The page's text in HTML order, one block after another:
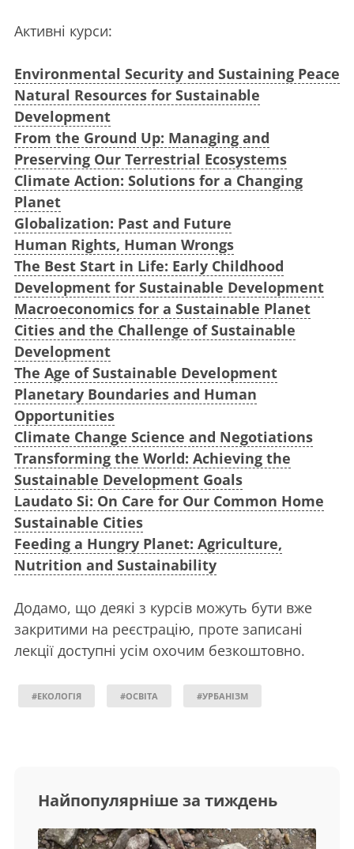
Активні курси:
Environmental Security and Sustaining Peace
Natural Resources for Sustainable
Development
From the Ground Up: Managing and
Preserving Our Terrestrial Ecosystems
Climate Action: Solutions for a Changing
Planet
Globalization: Past and Future
Human Rights, Human Wrongs
The Best Start in Life: Early Childhood
Development for Sustainable Development
Macroeconomics for a Sustainable Planet
Cities and the Challenge of Sustainable
Development
The Age of Sustainable Development
Planetary Boundaries and Human
Opportunities
Climate Change Science and Negotiations
Transforming the World: Achieving the
Sustainable Development Goals
Laudato Si: On Care for Our Common Home
Sustainable Cities
Feeding a Hungry Planet: Agriculture,
Nutrition and Sustainability
Додамо, що деякі з курсів можуть бути вже
закритими на реєстрацію, проте записані
лекції доступні усім охочим безкоштовно.
#ЕКОЛОГІЯ #ОСВІТА #УРБАНІЗМ
Найпопулярніше за тиждень